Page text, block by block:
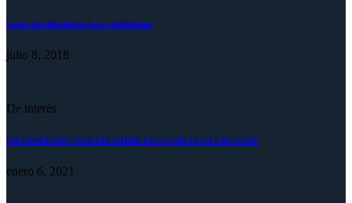
Como han finalizado los 55 futbolistas
julio 8, 2018
De interés
INFORMACIÓN OFICIAL SOBRE EL COVID-19 EN URUGUAY
enero 6, 2021